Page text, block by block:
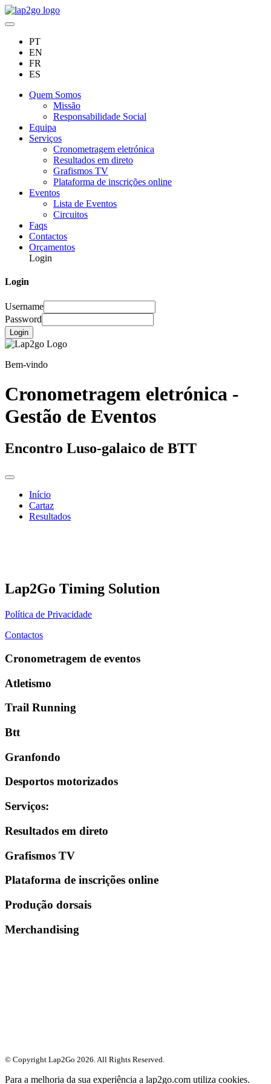
PT
EN
FR
ES
Quem Somos
Missão
Responsabilidade Social
Equipa
Serviços
Cronometragem eletrónica
Resultados em direto
Grafismos TV
Plataforma de inscrições online
Eventos
Lista de Eventos
Circuitos
Faqs
Contactos
Orçamentos
Login
Login
Username
Password
Login
Bem-vindo
Cronometragem eletrónica -
Gestão de Eventos
Encontro Luso-galaico de BTT
Início
Cartaz
Resultados
Lap2Go Timing Solution
Política de Privacidade
Contactos
Cronometragem de eventos
Atletismo
Trail Running
Btt
Granfondo
Desportos motorizados
Serviços:
Resultados em direto
Grafismos TV
Plataforma de inscrições online
Produção dorsais
Merchandising
© Copyright Lap2Go 2026. All Rights Reserved.
Para a melhoria da sua experiência a lap2go.com utiliza cookies.